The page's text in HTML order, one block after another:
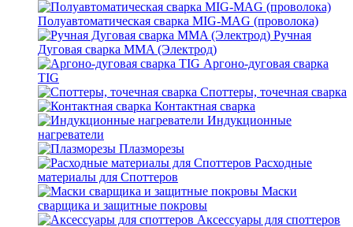
Полуавтоматическая сварка MIG-MAG (проволока)
Ручная
Дуговая сварка MMA (Электрод)
Аргоно-дуговая сварка
TIG
Споттеры, точечная сварка
Контактная сварка
Индукционные
нагреватели
Плазморезы
Расходные
материалы для Споттеров
Маски
сварщика и защитные покровы
Аксессуары для споттеров